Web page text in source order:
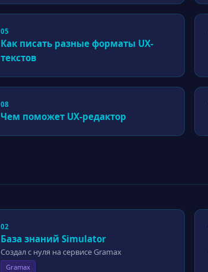
05
Как писать разные форматы UX-
текстов
08
Чем поможет UX-редактор
02
База знаний Simulator
Создал с нуля на сервисе Gramax
Gramax